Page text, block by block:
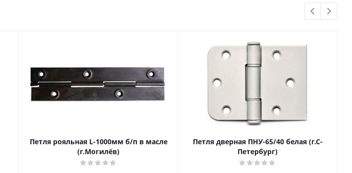
Петля рояльная L-1000мм б/п в масле
(г.Могилёв)
Петля дверная ПНУ-65/40 белая (г.С-
Петербург)